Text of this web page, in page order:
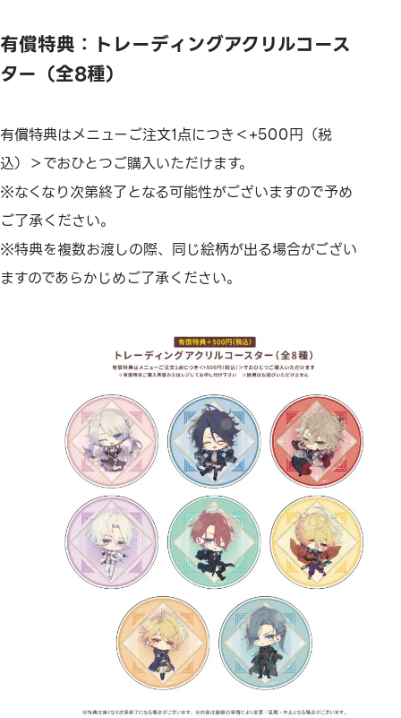
有償特典：トレーディングアクリルコース
ター（全8種）
有償特典はメニューご注文1点につき＜+500円（税
込）＞でおひとつご購入いただけます。
※なくなり次第終了となる可能性がございますので予め
ご了承ください。
※特典を複数お渡しの際、同じ絵柄が出る場合がござい
ますのであらかじめご了承ください。